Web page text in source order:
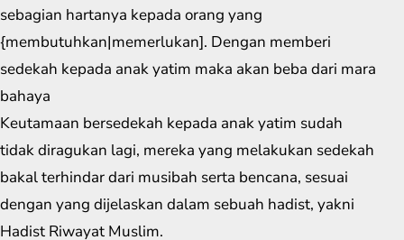
sebagian hartanya kepada orang yang
{membutuhkan|memerlukan]. Dengan memberi
sedekah kepada anak yatim maka akan beba dari mara
bahaya
Keutamaan bersedekah kepada anak yatim sudah
tidak diragukan lagi, mereka yang melakukan sedekah
bakal terhindar dari musibah serta bencana, sesuai
dengan yang dijelaskan dalam sebuah hadist, yakni
Hadist Riwayat Muslim.